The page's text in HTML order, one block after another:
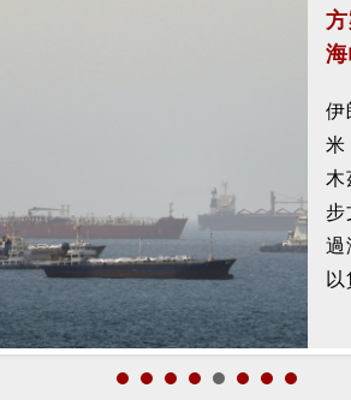
伊
米
步
過
總
業